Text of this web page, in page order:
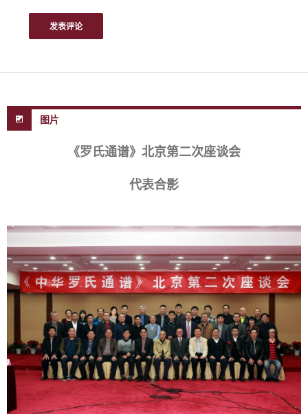
图片
《罗氏通谱》北京第二次座谈会
代表合影